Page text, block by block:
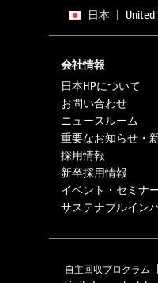
日本 | United
会社情報
日本HPについて
お問い合わせ
ニュースルーム
重要なお知らせ・
採用情報
新卒採用情報
イベント・セミナ
サステナブルイン
自主回収プログラム